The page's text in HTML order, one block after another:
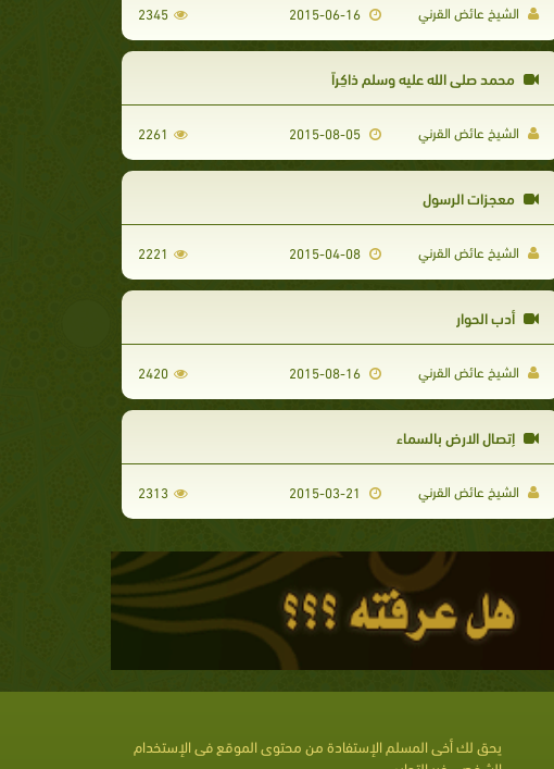
الشيخ عائض القرني 2015-06-16
2345
محمد صلى الله عليه وسلم ذاكِراً
الشيخ عائض القرني 2015-08-05
2261
معجزات الرسول
الشيخ عائض القرني 2015-04-08
2221
أدب الحوار
الشيخ عائض القرني 2015-08-16
2420
إتصال الارض بالسماء
الشيخ عائض القرني 2313
يحق لك أخى المسلم الإستفادة من محتوى الموقع فى الإستخدام